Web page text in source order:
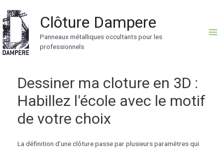
au
contenu
Clôture Dampere
Panneaux métalliques occultants pour les
professionnels
Dessiner ma cloture en 3D :
Habillez l'école avec le motif
de votre choix
La définition d’une clôture passe par plusieurs paramètres qui